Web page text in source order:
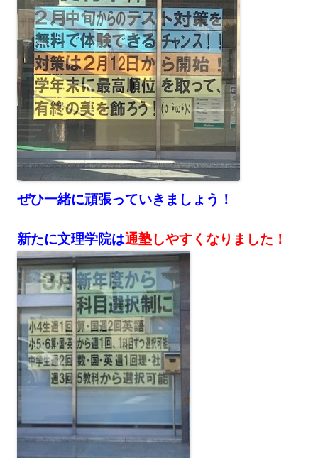
ぜひ一緒に頑張っていきましょう！
新たに文理学院は通塾しやすくなりました！